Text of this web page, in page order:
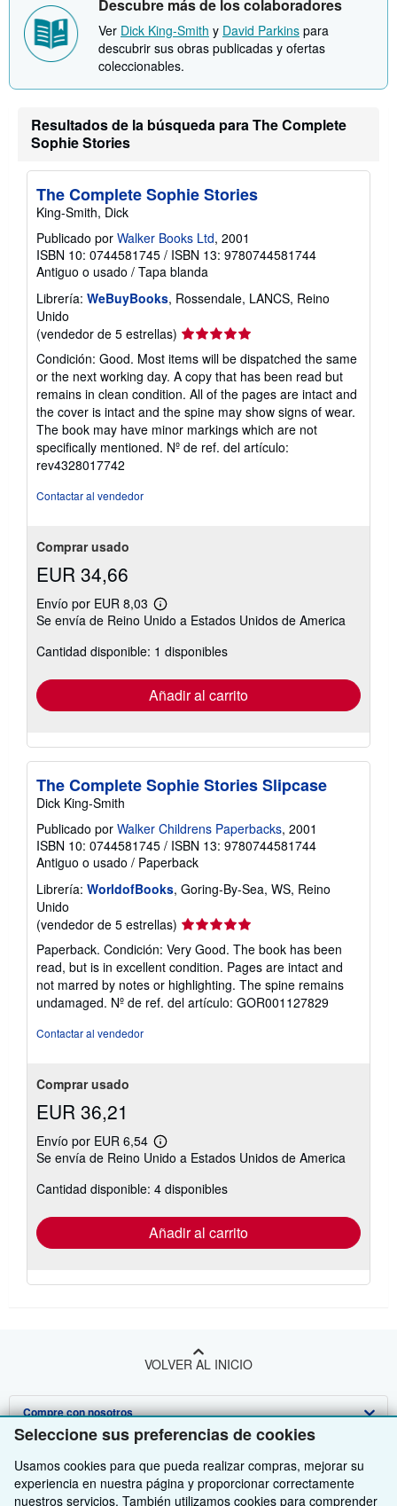
Seleccione sus preferencias de cookies
Usamos cookies para que pueda realizar compras, mejorar su
experiencia en nuestra página y proporcionar correctamente
nuestros servicios. También utilizamos cookies para comprender
o
b
r
e
a
r
a
d
v
Descubre más de los colaboradores
Ver Dick King-Smith y David Parkins para
descubrir sus obras publicadas y ofertas
coleccionables.
Resultados de la búsqueda para The Complete
Sophie Stories
The Complete Sophie Stories
King-Smith, Dick
Publicado por Walker Books Ltd, 2001
ISBN 10: 0744581745 / ISBN 13: 9780744581744
Antiguo o usado / Tapa blanda
Librería: WeBuyBooks, Rossendale, LANCS, Reino
Unido
(vendedor de 5 estrellas) Calificación
vendedor:
5
de
5
estrellas
Condición: Good. Most items will be dispatched the same
or the next working day. A copy that has been read but
remains in clean condition. All of the pages are intact and
the cover is intact and the spine may show signs of wear.
The book may have minor markings which are not
specifically mentioned. Nº de ref. del artículo:
rev4328017742
Contactar al vendedor
Comprar usado
EUR 34,66
Envío por EUR 8,03
Más
información
las
tarifas
envío
Se envía de Reino Unido a Estados Unidos de America
Cantidad disponible: 1 disponibles
Añadir al carrito
The Complete Sophie Stories Slipcase
Dick King-Smith
Publicado por Walker Childrens Paperbacks, 2001
ISBN 10: 0744581745 / ISBN 13: 9780744581744
Antiguo o usado / Paperback
Librería: WorldofBooks, Goring-By-Sea, WS, Reino
Unido
(vendedor de 5 estrellas) Calificación
vendedor:
5
de
5
Paperback. Condición: Very Good. The book has been
read, but is in excellent condition. Pages are intact and
not marred by notes or highlighting. The spine remains
undamaged. Nº de ref. del artículo: GOR001127829
Contactar al vendedor
Comprar usado
EUR 36,21
Envío por EUR 6,54
Más
información
las
tarifas
envío
Se envía de Reino Unido a Estados Unidos de America
Cantidad disponible: 4 disponibles
Añadir al carrito
VOLVER AL INICIO
Compre con nosotros
Colecciones
Venda con nosotros
Comenzar a vender
Sobre nosotros